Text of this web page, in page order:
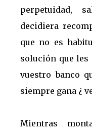
perpetuidad,
decidiera
que no es
solución que
vuestro banco
siempre gana ¿
Mientras